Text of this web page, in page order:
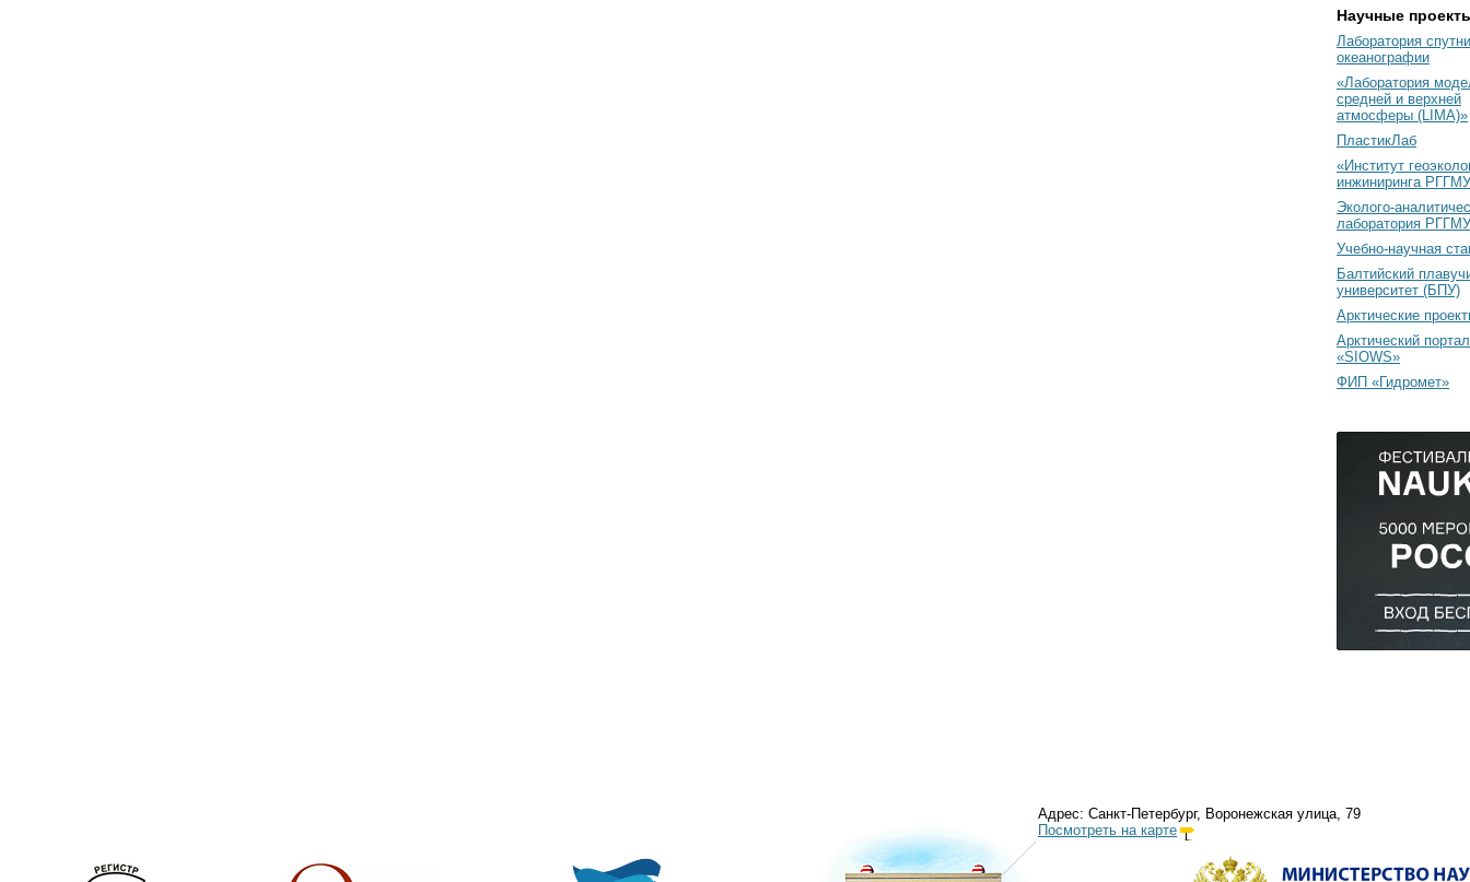
Научные
Лаборатория
океанографии
«Лаборатория
средней и верхней
атмосферы (LIMA)»
ПластикЛаб
«Институт
инжиниринга
Эколого-
лаборатория РГГМУ
Учебно-научная
Балтийский
университет (БПУ)
Арктические
Арктический портал
«SIOWS»
ФИП «Гидромет»
Адрес: Санкт-Петербург, Воронежская улица, 79
Посмотреть на карте